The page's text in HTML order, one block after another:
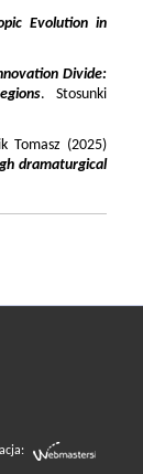
Evolution in
Divide:
. Stosunki
Tomasz (2025)
dramaturgical